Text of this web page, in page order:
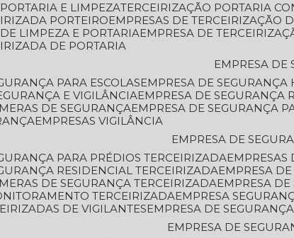
PORTARIA E LIMPEZA TERCEIRIZAÇÃO PORTARIA
PORTEIRO
EMPRESAS DE TERCEIRIZAÇÃO
DE LIMPEZA E PORTARIA
EMPRESA DE
DE PORTARIA
EMPRESA
PARA ESCOLAS
EMPRESA DE
E VIGILÂNCIA
EMPRESA DE SEGURANÇA
DE SEGURANÇA
EMPRESA DE SEGURANÇA
EMPRESAS VIGILÂNCIA
EMPRESA DE
PARA PRÉDIOS TERCEIRIZADA
RESIDENCIAL TERCEIRIZADA
EMPRESA
DE SEGURANÇA TERCEIRIZADA
EMPRESA
TERCEIRIZADA
EMPRESA
DE VIGILANTES
EMPRESA DE
EMPRESA DE